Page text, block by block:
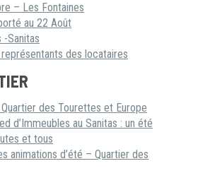
– Les Fontaines
au 22 Août
-Sanitas
des locataires
des Tourettes et Europe
d’Immeubles au Sanitas : un été
et tous
animations d’été – Quartier des